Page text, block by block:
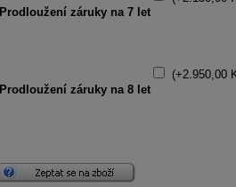
Prodloužení záruky na 7 let
Prodloužení záruky na 8 let
(+2.950,00